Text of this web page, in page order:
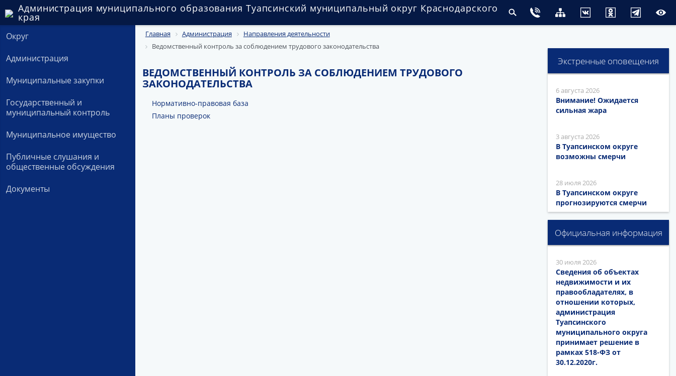
Администрация муниципального образования Туапсинский муниципальный округ Краснодарского
края
Округ
Администрация
Муниципальные закупки
Государственный и
муниципальный контроль
Муниципальное имущество
Публичные слушания и
общественные обсуждения
Документы
Главная Администрация
Направления деятельности
Ведомственный контроль за соблюдением трудового законодательства
ВЕДОМСТВЕННЫЙ КОНТРОЛЬ ЗА СОБЛЮДЕНИЕМ ТРУДОВОГО
ЗАКОНОДАТЕЛЬСТВА
Нормативно-правовая база
Планы проверок
Экстренные оповещения
6 августа 2026
Внимание! Ожидается
сильная жара
3 августа 2026
В Туапсинском округе
возможны смерчи
28 июля 2026
В Туапсинском округе
прогнозируются смерчи
Официальная информация
30 июля 2026
Сведения об объектах
недвижимости и их
правообладателях, в
отношении которых,
администрация
Туапсинского
муниципального округа
принимает решение в
рамках 518-ФЗ от
30.12.2020г.